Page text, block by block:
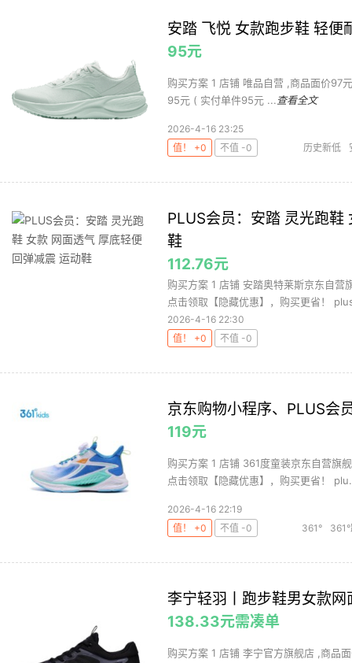
安踏 飞悦 女款跑步鞋 轻便
95元
购买方案 1 店铺 唯品自营 ,商品面价97
95元 ( 实付单件95元 ... 查看全文
2026-4-16 23:25
值！ +0
不值 -0 历史新低
PLUS会员：安踏 灵光跑鞋
鞋
112.76元
购买方案 1 店铺 安踏奥特莱斯京东自
点击领取【隐藏优惠】，购买更省！
2026-4-16 22:30
值！ +0
不值 -0
京东购物小程序、PLUS会
119元
购买方案 1 店铺 361度童装京东自营旗
点击领取【隐藏优惠】，购买更省！
2026-4-16 22:19
值！ +0
不值 -0 361°
李宁轻羽丨跑步鞋男女款
138.33元需凑单
购买方案 1 店铺 李宁官方旗舰店 ,商品